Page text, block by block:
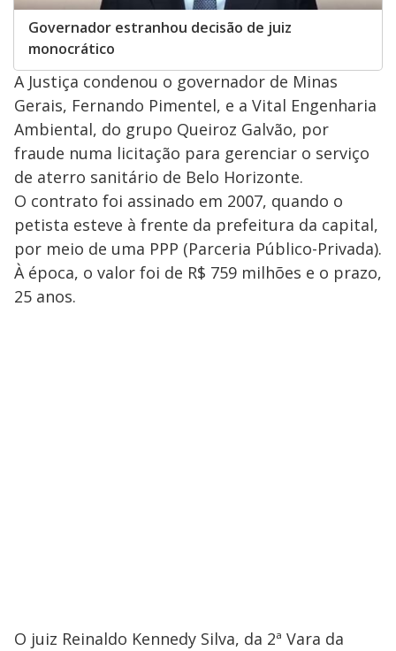
Governador estranhou decisão de juiz
monocrático
A Justiça condenou o governador de Minas
Gerais, Fernando Pimentel, e a Vital Engenharia
Ambiental, do grupo Queiroz Galvão, por
fraude numa licitação para gerenciar o serviço
de aterro sanitário de Belo Horizonte.
O contrato foi assinado em 2007, quando o
petista esteve à frente da prefeitura da capital,
por meio de uma PPP (Parceria Público-Privada).
À época, o valor foi de R$ 759 milhões e o prazo,
25 anos.
O juiz Reinaldo Kennedy Silva, da 2ª Vara da